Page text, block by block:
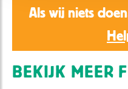
Als wij niets
BEKIJK MEER